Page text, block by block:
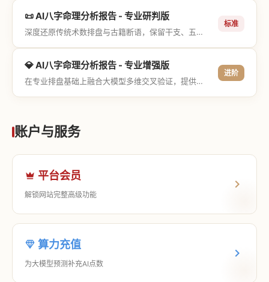
📜 AI八字命理分析报告 - 专业研判版
深度还原传统术数排盘与古籍断语，保留干支、五行与神煞等专业术语，适合追求严谨考证与具备易学基础的用户。
标准
💎 AI八字命理分析报告 - 专业增强版
在专业排盘基础上融合大模型多维交叉验证，提供更详尽的流年推演、应期运筹、象意深度剖析，以及全方位的运筹决策指导。
进阶
账户与服务
平台会员
解锁网站完整高级功能
算力充值
为大模型预测补充AI点数